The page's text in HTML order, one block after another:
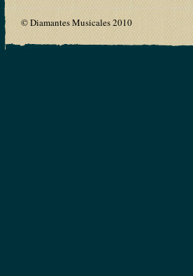
© Diamantes Musicales 2010